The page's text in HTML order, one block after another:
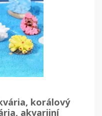
korálový
akvarijní